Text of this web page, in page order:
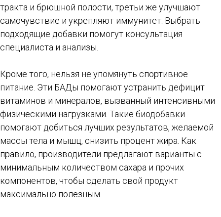
тракта и брюшной полости, третьи же улучшают
самочувствие и укрепляют иммунитет. Выбрать
подходящие добавки помогут консультация
специалиста и анализы.
Кроме того, нельзя не упомянуть спортивное
питание. Эти БАДы помогают устранить дефицит
витаминов и минералов, вызванный интенсивными
физическими нагрузками. Такие биодобавки
помогают добиться лучших результатов, желаемой
массы тела и мышц, снизить процент жира. Как
правило, производители предлагают варианты с
минимальным количеством сахара и прочих
компонентов, чтобы сделать свой продукт
максимально полезным.